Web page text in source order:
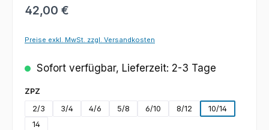
Regulärer Preis:
42,00 €
Preise exkl. MwSt. zzgl. Versandkosten
Sofort verfügbar, Lieferzeit: 2-3 Tage
ZPZ
2/3
3/4 4/6 5/8 6/10 8/12
10/14
14